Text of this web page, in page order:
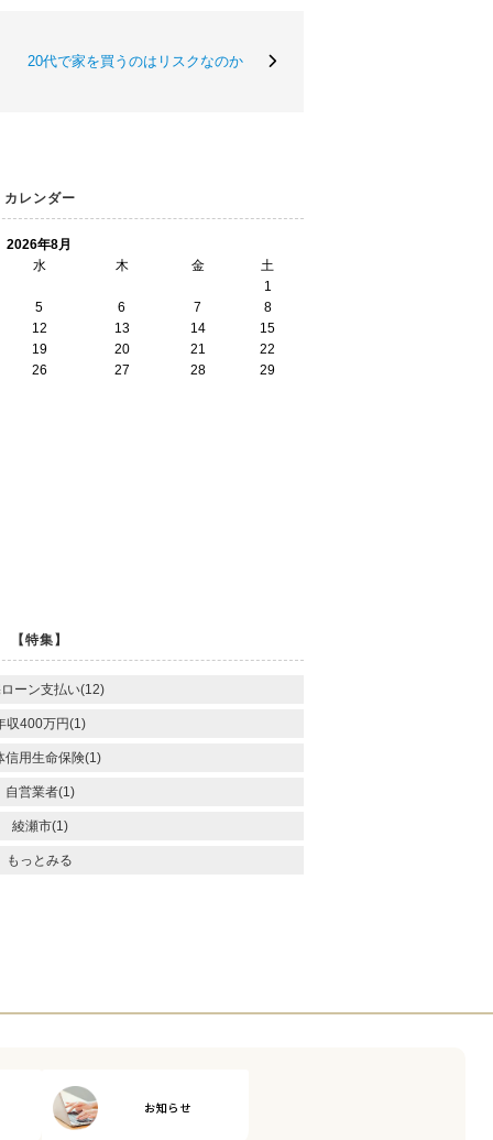
20代で家を買うのはリスクなのか
カレンダー
2026年8月
水 木 金
土
1
5 6 7
8
12 13 14
15
19 20 21
22
26 27 28
29
【特集】
ーン支払い(12)
収400万円(1)
信用生命保険(1)
自営業者(1)
綾瀬市(1)
もっとみる
お知らせ